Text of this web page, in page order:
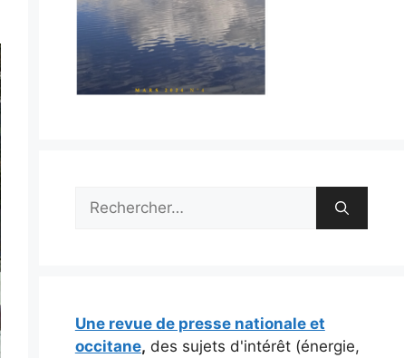
Rechercher :
Une revue de presse nationale et
occitane, des sujets d'intérêt (énergie,